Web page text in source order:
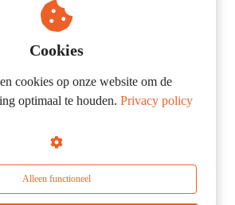
social media?
Cookies
cookies op onze website om de
optimaal te houden. Privacy policy
Alleen functioneel